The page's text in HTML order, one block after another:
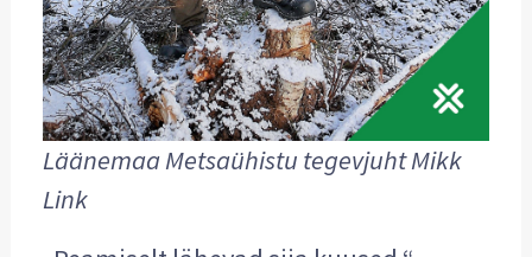
Läänemaa Metsaühistu tegevjuht Mikk
Link